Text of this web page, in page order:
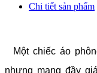
Chi tiết sản phẩm
Một chiếc áo
nhưng mang đầy